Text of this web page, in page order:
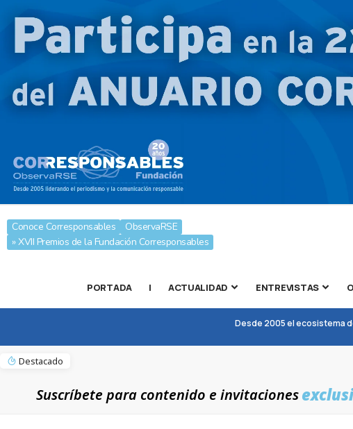
Conoce Corresponsables
ObservaRSE
» XVII Premios de la Fundación Corresponsables
PORTADA | ACTUALIDAD ENTREVISTAS
Desde 2005 el ecosistema
Destacado
Suscríbete para contenido e invitaciones